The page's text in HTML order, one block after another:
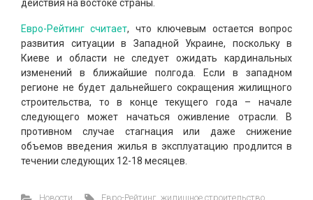
действия на востоке страны.
Евро-Рейтинг считает, что ключевым остается вопрос
развития ситуации в Западной Украине, поскольку в
Киеве и области не следует ожидать кардинальных
изменений в ближайшие полгода. Если в западном
регионе не будет дальнейшего сокращения жилищного
строительства, то в конце текущего года – начале
следующего может начаться оживление отрасли. В
противном случае стагнация или даже снижение
объемов введения жилья в эксплуатацию продлится в
течении следующих 12-18 месяцев.
Новости Евро-Рейтинг ,жилищное строительство